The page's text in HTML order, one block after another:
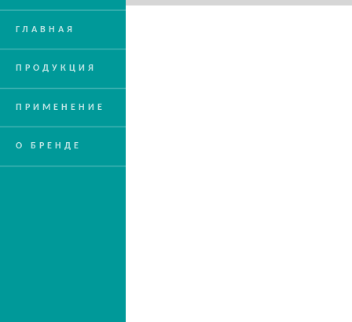
ГЛАВНАЯ
ПРОДУКЦИЯ
ПРИМЕНЕНИЕ
О БРЕНДЕ